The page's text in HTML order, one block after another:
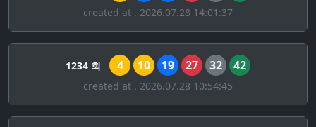
created at . 2026.07.28 14:01:37
1234 회 4 10 19 27 32 42
created at . 2026.07.28 10:54:45